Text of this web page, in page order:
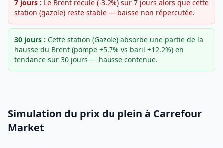
7 jours : Le Brent recule (-3.2%) sur 7 jours alors que cette
station (gazole) reste stable — baisse non répercutée.
30 jours : Cette station (Gazole) absorbe une partie de la
hausse du Brent (pompe +5.7% vs baril +12.2%) en
tendance sur 30 jours — hausse contenue.
Simulation du prix du plein à Carrefour
Market